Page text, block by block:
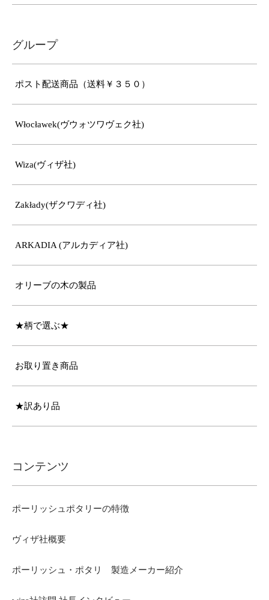
グループ
ポスト配送商品（送料￥３５０）
Włocławek(ヴウォツワヴェク社)
Wiza(ヴィザ社)
Zakłady(ザクワディ社)
ARKADIA (アルカディア社)
オリーブの木の製品
★柄で選ぶ★
お取り置き商品
★訳あり品
コンテンツ
ポーリッシュポタリーの特徴
ヴィザ社概要
ポーリッシュ・ポタリ 製造メーカー紹介